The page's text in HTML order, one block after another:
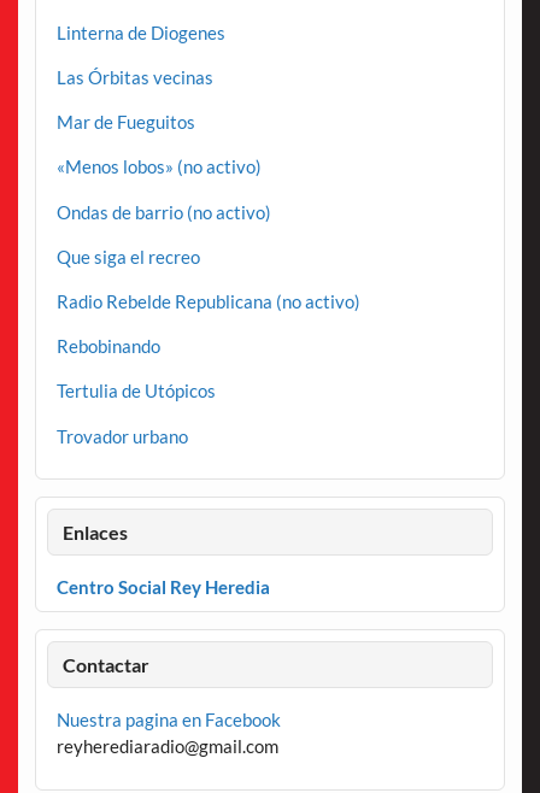
Linterna de Diogenes
Las Órbitas vecinas
Mar de Fueguitos
«Menos lobos» (no activo)
Ondas de barrio (no activo)
Que siga el recreo
Radio Rebelde Republicana (no activo)
Rebobinando
Tertulia de Utópicos
Trovador urbano
Enlaces
Centro Social Rey Heredia
Contactar
Nuestra pagina en Facebook
reyherediaradio@gmail.com